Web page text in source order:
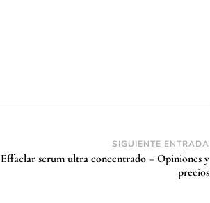
SIGUIENTE ENTRADA
Effaclar serum ultra concentrado – Opiniones y
precios